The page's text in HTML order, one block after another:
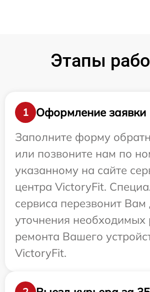
Этапы
1
Оформление заявки
Заполните форму
или позвоните нам по
указанному на сайте
центра VictoryFit.
сервиса перезвонит Вам
уточнения необходимых
ремонта Вашего
VictoryFit.